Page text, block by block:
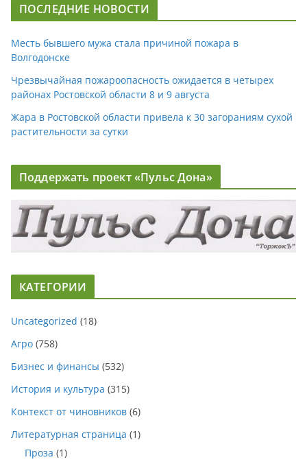
ПОСЛЕДНИЕ НОВОСТИ
Месть бывшего мужа стала причиной пожара в
Волгодонске
Чрезвычайная пожароопасность ожидается в четырех
районах Ростовской области 8 и 9 августа
Жара в Ростовской области привела к 30 загораниям сухой
растительности за сутки
Поддержать проект «Пульс Дона»
КАТЕГОРИИ
Uncategorized (18)
Агро (758)
Бизнес и финансы (532)
История и культура (315)
Контекст от чиновников (6)
Литературная страница (1)
Проза (1)